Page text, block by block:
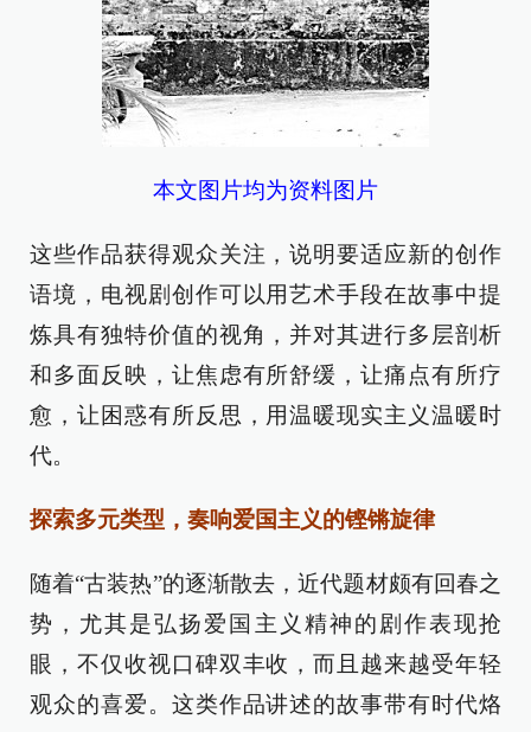
本文图片均为资料图片
这些作品获得观众关注，说明要适应新的创作
语境，电视剧创作可以用艺术手段在故事中提
炼具有独特价值的视角，并对其进行多层剖析
和多面反映，让焦虑有所舒缓，让痛点有所疗
愈，让困惑有所反思，用温暖现实主义温暖时
代。
探索多元类型，奏响爱国主义的铿锵旋律
随着“古装热”的逐渐散去，近代题材颇有回春之
势，尤其是弘扬爱国主义精神的剧作表现抢
眼，不仅收视口碑双丰收，而且越来越受年轻
观众的喜爱。这类作品讲述的故事带有时代烙